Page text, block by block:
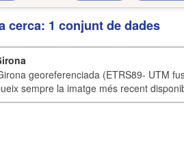
cerca: 1 conjunt de dades
georeferenciada (ETRS89- UTM
sempre la imatge més recent